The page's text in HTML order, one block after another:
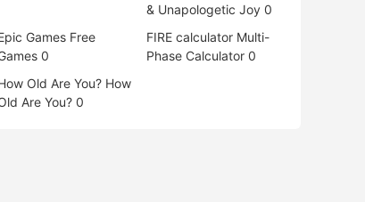
& Unapologetic Joy 0
Games Free
0
FIRE calculator Multi-
Phase Calculator 0
Old Are You? How
Are You? 0